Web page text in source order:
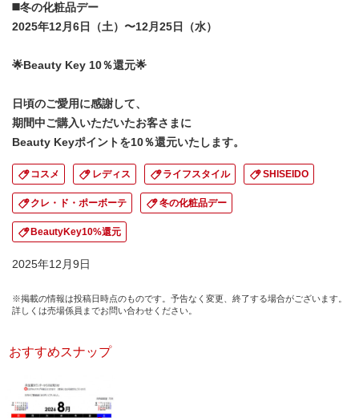
◼️冬の化粧品デー
2025年12月6日（土）〜12月25日（水）
🌟Beauty Key 10％還元🌟
日頃のご愛用に感謝して、
期間中ご購入いただいたお客さまに
Beauty Keyポイントを10％還元いたします。
コスメ レディス ライフスタイル SHISEIDO
クレ・ド・ポーボーテ 冬の化粧品デー
BeautyKey10%還元
2025年12月9日
※掲載の情報は投稿日時点のものです。予告なく変更、終了する場合がございます。
詳しくは売場係員までお問い合わせください。
おすすめスナップ